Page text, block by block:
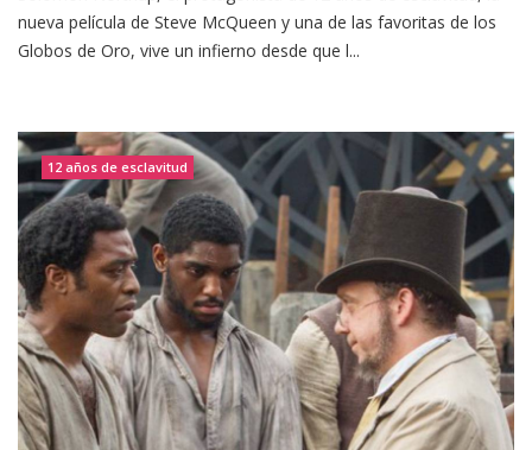
nueva película de Steve McQueen y una de las favoritas de los
Globos de Oro, vive un infierno desde que l...
12 años de esclavitud